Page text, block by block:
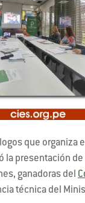
que organiza
la presentación
ganadoras del
técnica del